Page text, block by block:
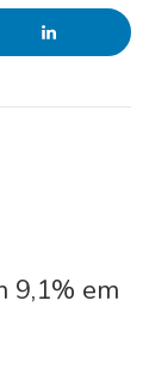
9,1% em